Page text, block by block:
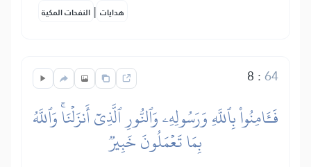
النفحات المكية | هدايات
8 :64
فَـَٔامِنُواْ بِٱللَّهِ وَرَسُولِهِۦ وَٱلنُّورِ ٱلَّذِيٓ أَنزَلۡنَاۚ وَٱللَّهُ
بِمَا تَعۡمَلُونَ خَبِيرٞ